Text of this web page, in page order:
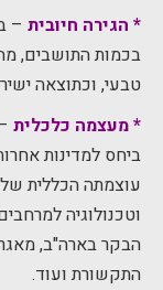
* הגירה חיובית
בכמות התושבים,
טבעי, וכתוצאה
* מעצמה כלכלית
ביחס למדינות
עוצמתה הכללית
וטכנולוגיה
הבקר בארה"ב,
התקשורת ועוד.